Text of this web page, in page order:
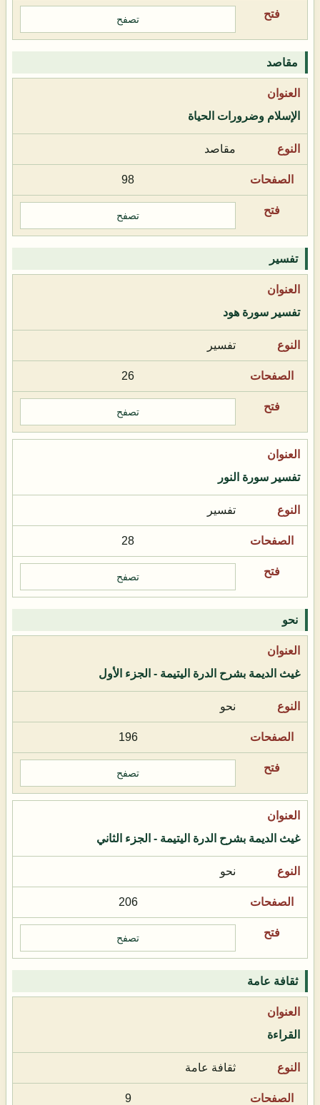
تصفح
مقاصد
الإسلام وضرورات الحياة
مقاصد
98
تصفح
تفسير
تفسير سورة هود
تفسير
26
تصفح
تفسير سورة النور
تفسير
28
تصفح
نحو
غيث الديمة بشرح الدرة اليتيمة - الجزء الأول
نحو
196
تصفح
غيث الديمة بشرح الدرة اليتيمة - الجزء الثاني
نحو
206
تصفح
ثقافة عامة
القراءة
ثقافة عامة
9